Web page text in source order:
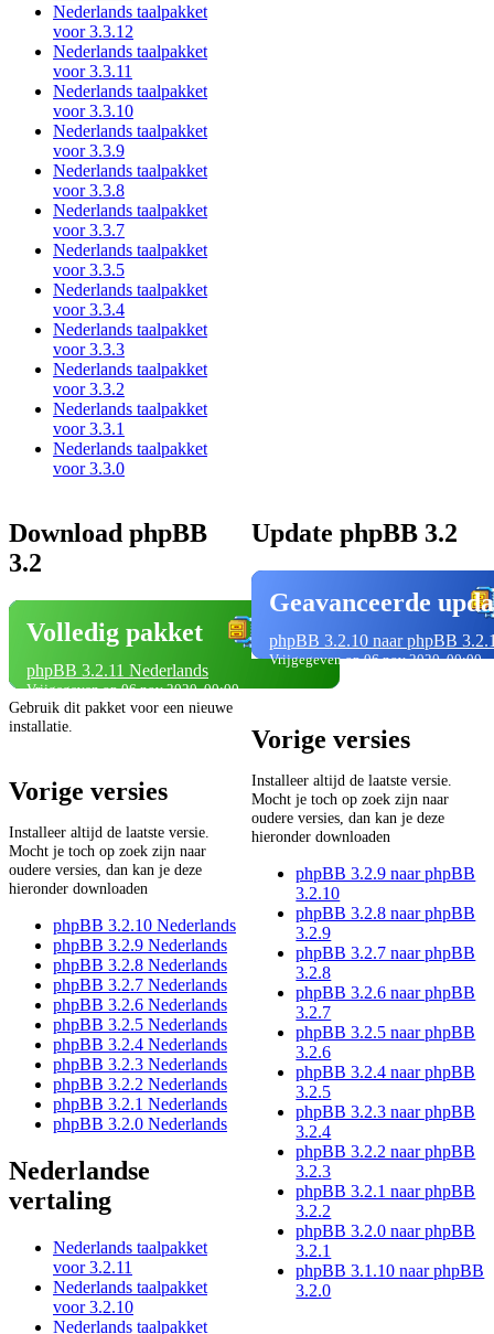
Nederlands taalpakket
voor 3.3.12
Nederlands taalpakket
voor 3.3.11
Nederlands taalpakket
voor 3.3.10
Nederlands taalpakket
voor 3.3.9
Nederlands taalpakket
voor 3.3.8
Nederlands taalpakket
voor 3.3.7
Nederlands taalpakket
voor 3.3.5
Nederlands taalpakket
voor 3.3.4
Nederlands taalpakket
voor 3.3.3
Nederlands taalpakket
voor 3.3.2
Nederlands taalpakket
voor 3.3.1
Nederlands taalpakket
voor 3.3.0
Download phpBB
3.2
Volledig pakket
phpBB 3.2.11 Nederlands
Vrijgegeven op 06 nov 2020, 00:00
Gebruik dit pakket voor een nieuwe
installatie.
Vorige versies
Installeer altijd de laatste versie.
Mocht je toch op zoek zijn naar
oudere versies, dan kan je deze
hieronder downloaden
phpBB 3.2.10 Nederlands
phpBB 3.2.9 Nederlands
phpBB 3.2.8 Nederlands
phpBB 3.2.7 Nederlands
phpBB 3.2.6 Nederlands
phpBB 3.2.5 Nederlands
phpBB 3.2.4 Nederlands
phpBB 3.2.3 Nederlands
phpBB 3.2.2 Nederlands
phpBB 3.2.1 Nederlands
phpBB 3.2.0 Nederlands
Nederlandse
vertaling
Nederlands taalpakket
voor 3.2.11
Nederlands taalpakket
voor 3.2.10
Nederlands taalpakket
Update phpBB 3.2
Geavanceerde
phpBB 3.2.10 naar phpBB
Vrijgegeven op 06 nov 2020, 00:00
Vorige versies
Installeer altijd de laatste versie.
Mocht je toch op zoek zijn naar
oudere versies, dan kan je deze
hieronder downloaden
phpBB 3.2.9 naar phpBB
3.2.10
phpBB 3.2.8 naar phpBB
3.2.9
phpBB 3.2.7 naar phpBB
3.2.8
phpBB 3.2.6 naar phpBB
3.2.7
phpBB 3.2.5 naar phpBB
3.2.6
phpBB 3.2.4 naar phpBB
3.2.5
phpBB 3.2.3 naar phpBB
3.2.4
phpBB 3.2.2 naar phpBB
3.2.3
phpBB 3.2.1 naar phpBB
3.2.2
phpBB 3.2.0 naar phpBB
3.2.1
phpBB 3.1.10 naar phpBB
3.2.0